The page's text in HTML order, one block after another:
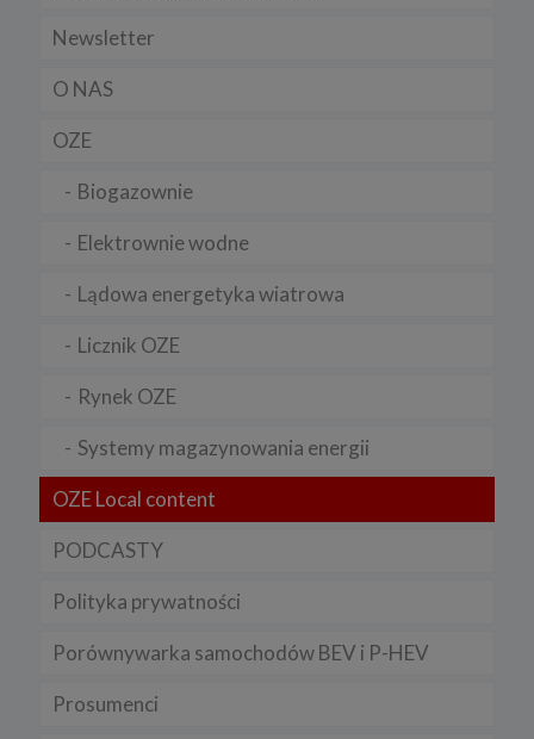
Newsletter
O NAS
OZE
Biogazownie
Elektrownie wodne
Lądowa energetyka wiatrowa
Licznik OZE
Rynek OZE
Systemy magazynowania energii
OZE Local content
PODCASTY
Polityka prywatności
Porównywarka samochodów BEV i P-HEV
Prosumenci